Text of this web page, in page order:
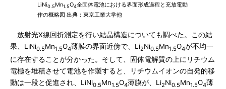
LiNi0.5Mn1.5O4全固体電池における界面形成過程と充放電動
作の概略図 出典：東京工業大学他
放射光X線回折測定を行い結晶構造についても調べた。この結
果、LiNi0.5Mn1.5O4薄膜の界面近傍で、Li2Ni0.5Mn1.5O4が不均一
に存在することが分かった。そして、固体電解質の上にリチウム
電極を堆積させて電池を作製すると、リチウムイオンの自発的移
動は一段と促進され、LiNi0.5Mn1.5O4薄膜が、Li2Ni0.5Mn1.5O4薄